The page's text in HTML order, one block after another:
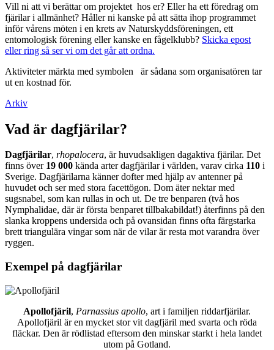
Vill ni att vi berättar om projektet hos er? Eller ha ett föredrag om
fjärilar i allmänhet? Håller ni kanske på att sätta ihop programmet
inför vårens möten i en krets av Naturskyddsföreningen, ett
entomologisk förening eller kanske en fågelklubb? Skicka epost
eller ring så ser vi om det går att ordna.
Aktiviteter märkta med symbolen
är sådana som organisatören tar
ut en kostnad för.
Arkiv
Vad är dagfjärilar?
Dagfjärilar, rhopalocera, är huvudsakligen dagaktiva fjärilar. Det
finns över 19 000 kända arter dagfjärilar i världen, varav cirka 110 i
Sverige. Dagfjärilarna känner dofter med hjälp av antenner på
huvudet och ser med stora facettögon. Dom äter nektar med
sugsnabel, som kan rullas in och ut. De tre benparen (två hos
Nymphalidae, där är första benparet tillbakabildat!) återfinns på den
slanka kroppens undersida och på ovansidan finns ofta färgstarka
brett triangulära vingar som när de vilar är resta mot varandra över
ryggen.
Exempel på dagfjärilar
Apollofjäril, Parnassius apollo, art i familjen riddarfjärilar.
Apollofjäril är en mycket stor vit dagfjäril med svarta och röda
fläckar. Den är rödlistad eftersom den minskar starkt i hela landet
utom på Gotland.